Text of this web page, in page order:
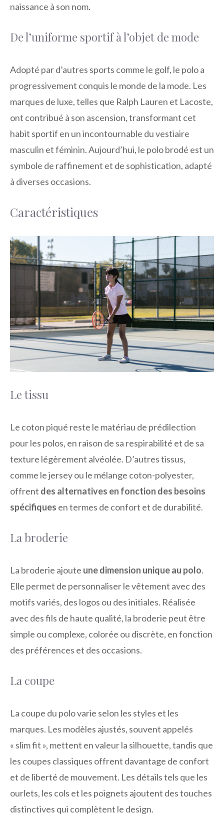
naissance à son nom.
De l’uniforme sportif à l’objet de mode
Adopté par d’autres sports comme le golf, le polo a
progressivement conquis le monde de la mode. Les
marques de luxe, telles que Ralph Lauren et Lacoste,
ont contribué à son ascension, transformant cet
habit sportif en un incontournable du vestiaire
masculin et féminin. Aujourd’hui, le polo brodé est un
symbole de raffinement et de sophistication, adapté
à diverses occasions.
Caractéristiques
Le tissu
Le coton piqué reste le matériau de prédilection
pour les polos, en raison de sa respirabilité et de sa
texture légèrement alvéolée. D’autres tissus,
comme le jersey ou le mélange coton-polyester,
offrent des alternatives en fonction des besoins
spécifiques en termes de confort et de durabilité.
La broderie
La broderie ajoute une dimension unique au polo.
Elle permet de personnaliser le vêtement avec des
motifs variés, des logos ou des initiales. Réalisée
avec des fils de haute qualité, la broderie peut être
simple ou complexe, colorée ou discrète, en fonction
des préférences et des occasions.
La coupe
La coupe du polo varie selon les styles et les
marques. Les modèles ajustés, souvent appelés
« slim fit », mettent en valeur la silhouette, tandis que
les coupes classiques offrent davantage de confort
et de liberté de mouvement. Les détails tels que les
ourlets, les cols et les poignets ajoutent des touches
distinctives qui complètent le design.